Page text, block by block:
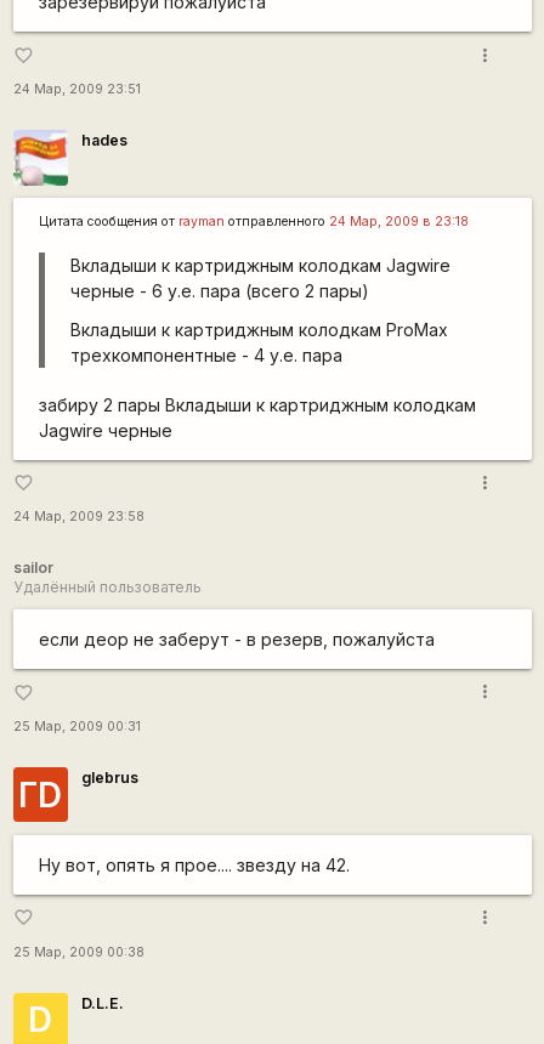
favorite_border
24 Мар, 2009 23:51
more_vert
hades
Цитата сообщения от rаyman отправленного 24 Мар, 2009 в 23:18
Вкладыши к картриджным колодкам Jagwire
черные - 6 у.е. пара (всего 2 пары)
Вкладыши к картриджным колодкам РroMax
трехкомпонентные - 4 у.е. пара
забиру 2 пары Вкладыши к картриджным колодкам
Jagwire черные
favorite_border
24 Мар, 2009 23:58
more_vert
sailor
Удалённый пользователь
если деор не заберут - в резерв, пожалуйста
favorite_border
25 Мар, 2009 00:31
more_vert
ГD glebrus
Ну вот, опять я прое.... звезду на 42.
favorite_border
25 Мар, 2009 00:38
more_vert
D D.L.E.